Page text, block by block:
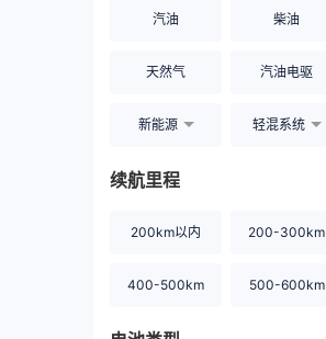
汽油 柴油
天然气 汽油电驱
新能源 轻混系统
续航里程
200km以内 200-300km
400-500km 500-600km